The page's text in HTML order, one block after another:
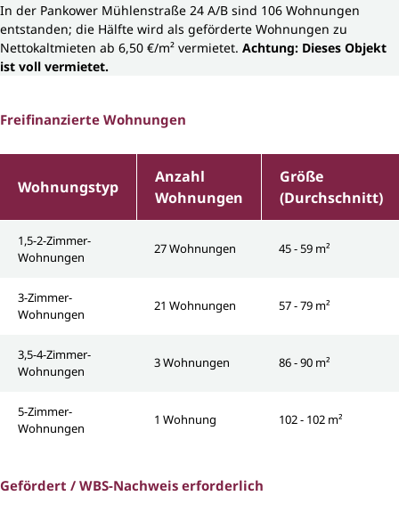
In der Pankower Mühlenstraße 24 A/B sind 106 Wohnungen
entstanden; die Hälfte wird als geförderte Wohnungen zu
Nettokaltmieten ab 6,50 €/m² vermietet. Achtung: Dieses Objekt
ist voll vermietet.
Freifinanzierte Wohnungen
Wohnungstyp
Anzahl
Wohnungen
Größe
(Durchschnitt)
1,5-2-Zimmer-
Wohnungen
27 Wohnungen 45 - 59 m²
3-Zimmer-
Wohnungen
21 Wohnungen 57 - 79 m²
3,5-4-Zimmer-
Wohnungen
3 Wohnungen 86 - 90 m²
5-Zimmer-
Wohnungen
1 Wohnung 102 - 102 m²
Gefördert / WBS-Nachweis erforderlich